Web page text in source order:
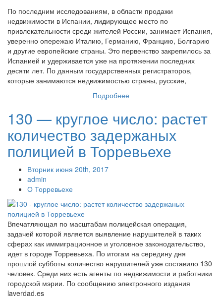
По последним исследованиям, в области продажи
недвижимости в Испании, лидирующее место по
привлекательности среди жителей России, занимает Испания,
уверенно опережаю Италию, Германию, Францию, Болгарию
и другие европейские страны. Это первенство закрепилось за
Испанией и удерживается уже на протяжении последних
десяти лет. По данным государственных регистраторов,
которые занимаются недвижимостью страны, русские,
Подробнее
130 — круглое число: растет
количество задержаных
полицией в Торревьехе
Вторник июня 20th, 2017
admin
О Торревьехе
Впечатляющая по масштабам полицейская операция,
задачей которой является выявление нарушителей в таких
сферах как иммиграционное и уголовное законодательство,
идет в городе Торревьеха. По итогам на середину дня
прошлой субботы количество нарушителей уже составило 130
человек. Среди них есть агенты по недвижимости и работники
городской мэрии. По сообщению электронного издания
laverdad.es